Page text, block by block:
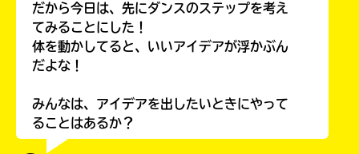
だから今日は、先にダンスのステップを考え
てみることにした！
体を動かしてると、いいアイデアが浮かぶん
だよな！
みんなは、アイデアを出したいときにやって
ることはあるか？